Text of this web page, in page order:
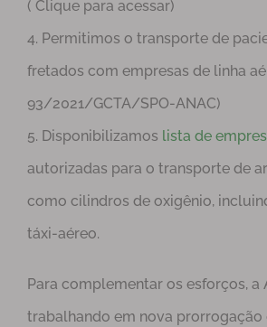
( Clique para acessar)
4. Permitimos o transporte de
fretados com empresas de linha
93/2021/GCTA/SPO-ANAC)
5. Disponibilizamos lista de
autorizadas para o transporte de
como cilindros de oxigênio,
táxi-aéreo.
Para complementar os esforços, a
trabalhando em nova prorrogação